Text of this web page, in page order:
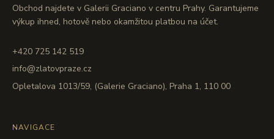
Obchod najdete v Galerii Graciano v centru Prahy. Garantujeme
výkup ihned, hotově nebo okamžitou platbou na účet.
+420 725 142 519
info@zlatovpraze.cz
Opletalova 1013/59, (Galerie Graciano), Praha 1, 110 00
NAVIGACE